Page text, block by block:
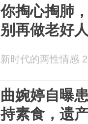
你掏心掏肺
别再做老好
新时代的两性情感
曲婉婷自曝
持素食，遗